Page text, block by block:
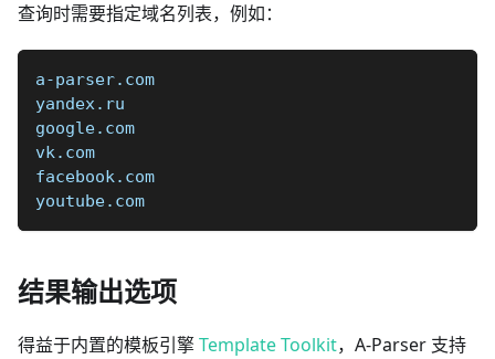
查询时需要指定域名列表，例如：
a-parser.com
yandex.ru
google.com
vk.com
facebook.com
youtube.com
结果输出选项
得益于内置的模板引擎Template Toolkit，A-Parser 支持